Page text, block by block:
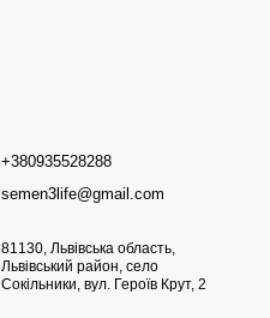
+380935528288
semen3life@gmail.com
81130, Львівська область,
Львівський район, село
Сокільники, вул. Героїв Крут, 2